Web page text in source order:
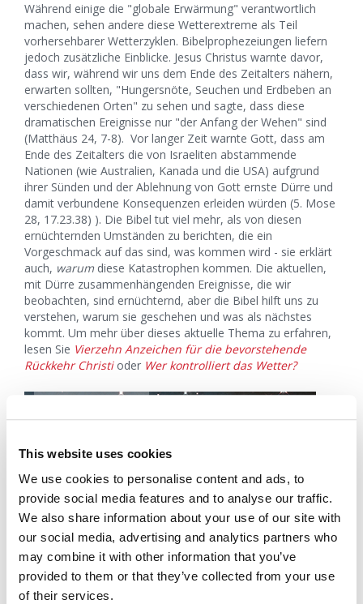
This website uses cookies
We use cookies to personalise content and ads, to
provide social media features and to analyse our traffic.
We also share information about your use of our site with
our social media, advertising and analytics partners who
may combine it with other information that you’ve
provided to them or that they’ve collected from your use
of their services.
Während einige die "globale Erwärmung" verantwortlich
machen, sehen andere diese Wetterextreme als Teil
vorhersehbarer Wetterzyklen. Bibelprophezeiungen liefern
jedoch zusätzliche Einblicke. Jesus Christus warnte davor,
dass wir, während wir uns dem Ende des Zeitalters nähern,
erwarten sollten, "Hungersnöte, Seuchen und Erdbeben an
verschiedenen Orten" zu sehen und sagte, dass diese
dramatischen Ereignisse nur "der Anfang der Wehen" sind
(Matthäus 24, 7-8). Vor langer Zeit warnte Gott, dass am
Ende des Zeitalters die von Israeliten abstammende
Nationen (wie Australien, Kanada und die USA) aufgrund
ihrer Sünden und der Ablehnung von Gott ernste Dürre und
damit verbundene Konsequenzen erleiden würden (5. Mose
28, 17.23.38) ). Die Bibel tut viel mehr, als von diesen
ernüchternden Umständen zu berichten, die ein
Vorgeschmack auf das sind, was kommen wird - sie erklärt
auch, warum diese Katastrophen kommen. Die aktuellen,
mit Dürre zusammenhängenden Ereignisse, die wir
beobachten, sind ernüchternd, aber die Bibel hilft uns zu
verstehen, warum sie geschehen und was als nächstes
kommt. Um mehr über dieses aktuelle Thema zu erfahren,
lesen Sie Vierzehn Anzeichen für die bevorstehende
Rückkehr Christioder Wer kontrolliert das Wetter?